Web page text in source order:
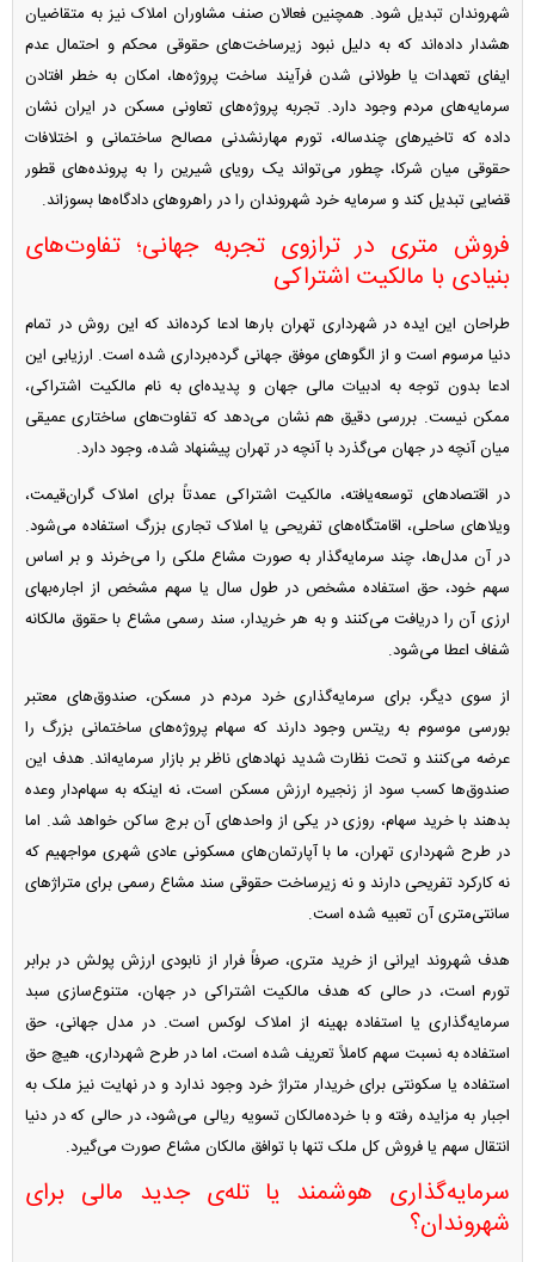
شهروندان تبدیل شود. همچنین فعالان صنف مشاوران املاک نیز به متقاضیان
هشدار داده‌اند که به دلیل نبود زیرساخت‌های حقوقی محکم و احتمال عدم
ایفای تعهدات یا طولانی شدن فرآیند ساخت پروژه‌ها، امکان به خطر افتادن
سرمایه‌های مردم وجود دارد. تجربه پروژه‌های تعاونی مسکن در ایران نشان
داده که تاخیر‌های چندساله، تورم مهارنشدنی مصالح ساختمانی و اختلافات
حقوقی میان شرکا، چطور می‌تواند یک رویای شیرین را به پرونده‌های قطور
قضایی تبدیل کند و سرمایه خرد شهروندان را در راهرو‌های دادگاه‌ها بسوزاند.
فروش متری در ترازوی تجربه جهانی؛ تفاوت‌های
بنیادی با مالکیت اشتراکی
طراحان این ایده در شهرداری تهران بار‌ها ادعا کرده‌اند که این روش در تمام
دنیا مرسوم است و از الگو‌های موفق جهانی گرده‌برداری شده است. ارزیابی این
ادعا بدون توجه به ادبیات مالی جهان و پدیده‌ای به نام مالکیت اشتراکی،
ممکن نیست. بررسی دقیق هم نشان می‌دهد که تفاوت‌های ساختاری عمیقی
میان آنچه در جهان می‌گذرد با آنچه در تهران پیشنهاد شده، وجود دارد.
در اقتصاد‌های توسعه‌یافته، مالکیت اشتراکی عمدتاً برای املاک گران‌قیمت،
ویلا‌های ساحلی، اقامتگاه‌های تفریحی یا املاک تجاری بزرگ استفاده می‌شود.
در آن مدل‌ها، چند سرمایه‌گذار به صورت مشاع ملکی را می‌خرند و بر اساس
سهم خود، حق استفاده مشخص در طول سال یا سهم مشخص از اجاره‌بهای
ارزی آن را دریافت می‌کنند و به هر خریدار، سند رسمی مشاع با حقوق مالکانه
شفاف اعطا می‌شود.
از سوی دیگر، برای سرمایه‌گذاری خرد مردم در مسکن، صندوق‌های معتبر
بورسی موسوم به ریتس وجود دارند که سهام پروژه‌های ساختمانی بزرگ را
عرضه می‌کنند و تحت نظارت شدید نهاد‌های ناظر بر بازار سرمایه‌اند. هدف این
صندوق‌ها کسب سود از زنجیره ارزش مسکن است، نه اینکه به سهام‌دار وعده
بدهند با خرید سهام، روزی در یکی از واحد‌های آن برج ساکن خواهد شد. اما
در طرح شهرداری تهران، ما با آپارتمان‌های مسکونی عادی شهری مواجهیم که
نه کارکرد تفریحی دارند و نه زیرساخت حقوقی سند مشاع رسمی برای متراژ‌های
سانتی‌متری آن تعبیه شده است.
هدف شهروند ایرانی از خرید متری، صرفاً فرار از نابودی ارزش پولش در برابر
تورم است، در حالی که هدف مالکیت اشتراکی در جهان، متنوع‌سازی سبد
سرمایه‌گذاری یا استفاده بهینه از املاک لوکس است. در مدل جهانی، حق
استفاده به نسبت سهم کاملاً تعریف شده است، اما در طرح شهرداری، هیچ حق
استفاده یا سکونتی برای خریدار متراژ خرد وجود ندارد و در نهایت نیز ملک به
اجبار به مزایده رفته و با خرده‌مالکان تسویه ریالی می‌شود، در حالی که در دنیا
انتقال سهم یا فروش کل ملک تنها با توافق مالکان مشاع صورت می‌گیرد.
سرمایه‌گذاری هوشمند یا تله‌ی جدید مالی برای
شهروندان؟